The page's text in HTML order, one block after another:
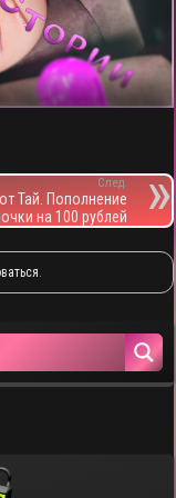
След.
Тай. Пополнение
на 100 рублей
.